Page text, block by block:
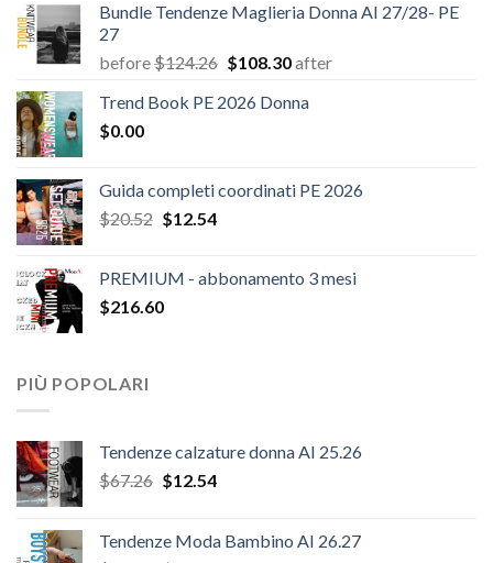
Bundle Tendenze Maglieria Donna AI 27/28- PE
27
before$124.26 Il
originale
$108.30Il
attuale
after
Trend Book PE 2026 Donna
$0.00
Guida completi coordinati PE 2026
$20.52 Il
era:
$20.52.
$12.54Il
è:
PREMIUM - abbonamento 3 mesi
$216.60
PIÙ POPOLARI
Tendenze calzature donna AI 25.26
$67.26 Il
era:
$12.54Il
è:
Tendenze Moda Bambino AI 26.27